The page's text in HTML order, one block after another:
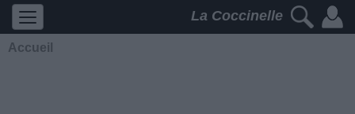
La Coccinelle
Accueil